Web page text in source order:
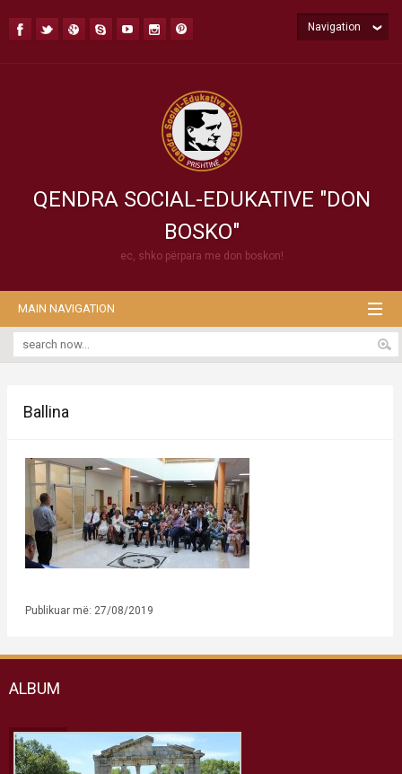
QENDRA SOCIAL-EDUKATIVE "DON
BOSKO"
ec, shko përpara me don boskon!
Navigation
MAIN NAVIGATION
Ballina
Publikuar më: 27/08/2019
ALBUM